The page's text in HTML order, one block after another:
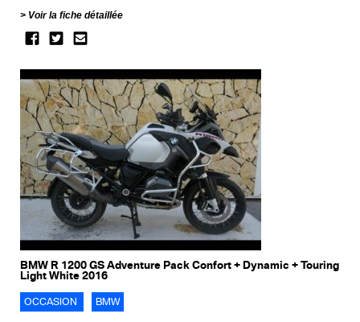
Voir la fiche détaillée
BMW R 1200 GS Adventure Pack Confort + Dynamic + Touring
Light White 2016
OCCASION BMW